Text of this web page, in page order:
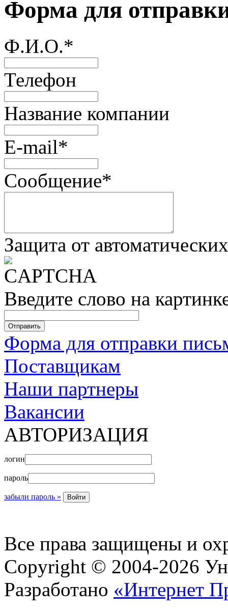
Форма для
Ф.И.О.*
Телефон
Название компании
E-mail*
Сообщение*
Защита от
Введите слово на
Форма для отправки
Поставщикам
Наши партнеры
Вакансии
АВТОРИЗАЦИЯ
логин
пароль
забыли пароль »
Все права защищены и
Copyright © 2004-2026
Разработано «Интернет